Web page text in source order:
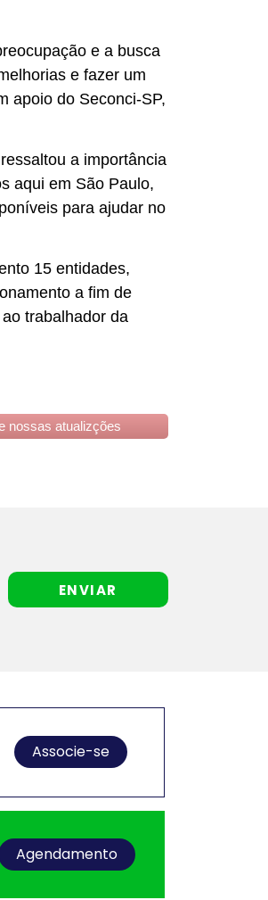
e a busca
e fazer um
apoio do Seconci-SP,
a importância
aqui em São Paulo,
para ajudar no
15 entidades,
a fim de
trabalhador da
nossas atualizções
ENVIAR
Associe-se
Agendamento